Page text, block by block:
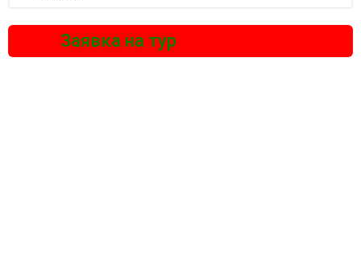
Заявка на тур